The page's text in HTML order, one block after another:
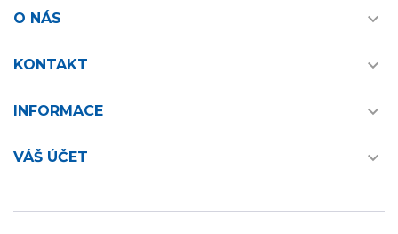
O NÁS 
KONTAKT 
INFORMACE 
VÁŠ ÚČET 